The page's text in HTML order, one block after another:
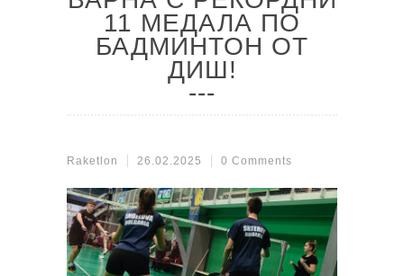
11 МЕДАЛА ПО
БАДМИНТОН ОТ
ДИШ!
Raketlon 26.02.2025 0 Comments